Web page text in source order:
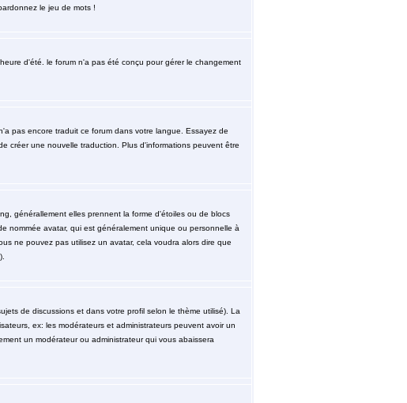
le jeu de mots !
d'été. le forum n'a pas été conçu pour gérer le changement
pas encore traduit ce forum dans votre langue. Essayez de
créer une nouvelle traduction. Plus d'informations peuvent être
générallement elles prennent la forme d'étoiles ou de blocs
nommée avatar, qui est généralement unique ou personnelle à
ne pouvez pas utilisez un avatar, cela voudra alors dire que
de discussions et dans votre profil selon le thème utilisé). La
ex: les modérateurs et administrateurs peuvent avoir un
un modérateur ou administrateur qui vous abaissera